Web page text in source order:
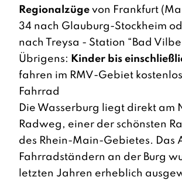
Regionalzüge von Frankfurt
34 nach Glauburg-Stockheim
nach Treysa - Station “Bad
Übrigens: Kinder bis
fahren im RMV-Gebiet
Fahrrad
Die Wasserburg liegt direkt am
Radweg, einer der schönsten
des Rhein-Main-Gebietes. Das
Fahrradständern an der Burg
letzten Jahren erheblich